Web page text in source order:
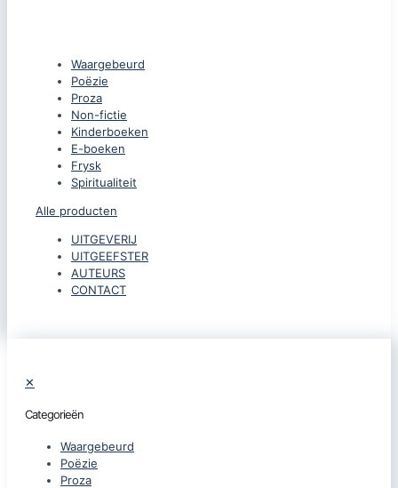
Waargebeurd
Poëzie
Proza
Non-fictie
Kinderboeken
E-boeken
Frysk
Spiritualiteit
Alle producten
UITGEVERIJ
UITGEEFSTER
AUTEURS
CONTACT
✕
Categorieën
Waargebeurd
Poëzie
Proza